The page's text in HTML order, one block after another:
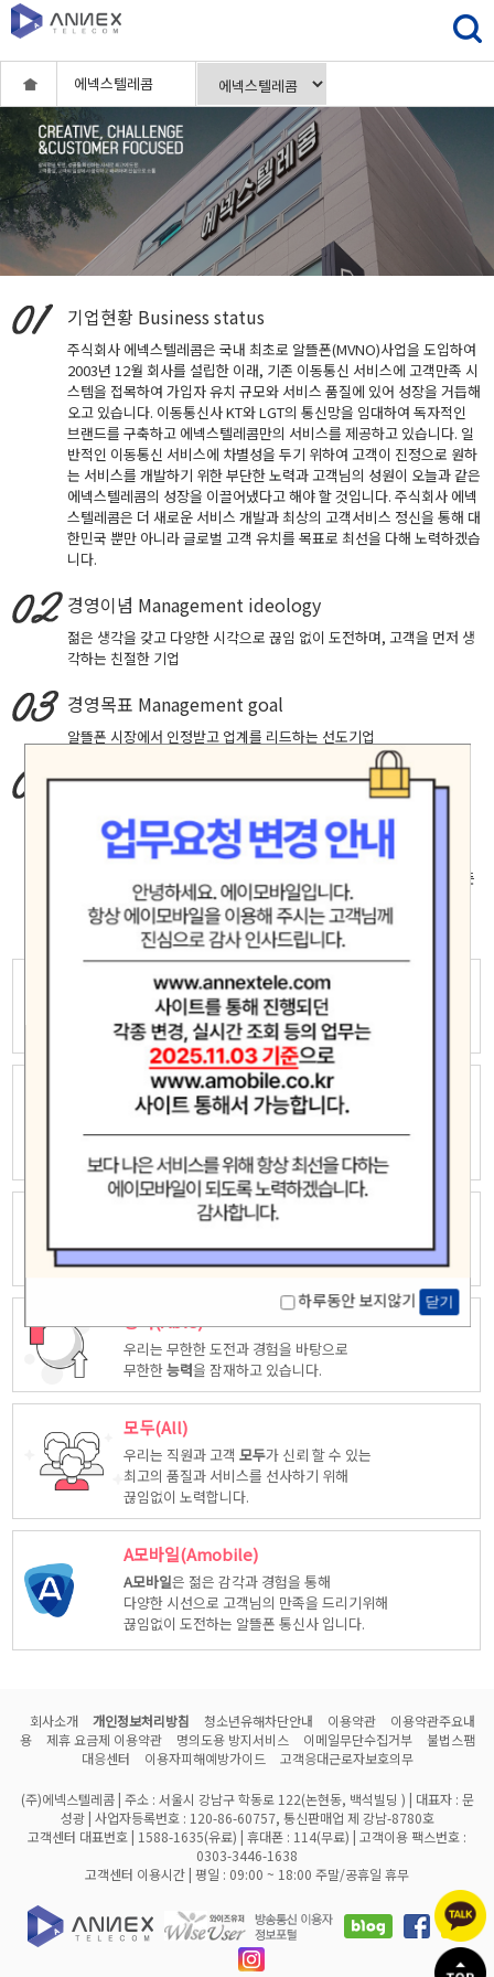
에넥스텔레콤
하루동안 보지않기 닫기
기업현황 Business status
주식회사 에넥스텔레콤은 국내 최초로 알뜰폰(MVNO)사업을 도입하여
2003년 12월 회사를 설립한 이래, 기존 이동통신 서비스에 고객만족 시
스템을 접목하여 가입자 유치 규모와 서비스 품질에 있어 성장을 거듭해
오고 있습니다. 이동통신사 KT와 LGT의 통신망을 임대하여 독자적인
브랜드를 구축하고 에넥스텔레콤만의 서비스를 제공하고 있습니다. 일
반적인 이동통신 서비스에 차별성을 두기 위하여 고객이 진정으로 원하
는 서비스를 개발하기 위한 부단한 노력과 고객님의 성원이 오늘과 같은
에넥스텔레콤의 성장을 이끌어냈다고 해야 할 것입니다. 주식회사 에넥
스텔레콤은 더 새로운 서비스 개발과 최상의 고객서비스 정신을 통해 대
한민국 뿐만 아니라 글로벌 고객 유치를 목표로 최선을 다해 노력하겠습
니다.
경영이념 Management ideology
젊은 생각을 갖고 다양한 시각으로 끊임 없이 도전하며, 고객을 먼저 생
각하는 친절한 기업
경영목표 Management goal
알뜰폰 시장에서 인정받고 업계를 리드하는 선도기업
핵심가치Core Values
창의적 도전, 실패에 안주하지 않고 성공을 확신하는 자세로 최고에 도
전합니다.
고객중심, 고객의 입장에서 생각하고 배려하며 진심으로 소통합니다.
책임과 헌신, 신뢰 존중 배려가 깃든 마음으로 직원 제휴사 고객등 모든
인연을 소중히 여기며 공정하고 바르게 행동합니다.
모험(Adventure)
우리는 자유롭고 창의적인 상상력으로
새로운 가치창조에 끊임없이 도전하고모험
놀라운(Amazing)
우리는 고객중심 능력은 고객을 위해 다양한
시각에서 만들어진놀라운상품을
제공합니다.
노력하겠습니다.
능력(Able)
우리는 무한한 도전과 경험을 바탕으로
무한한능력을 잠재하고 있습니다.
모두(All)
우리는 직원과 고객모두가 신뢰 할 수 있는
최고의 품질과 서비스를 선사하기 위해
끊임없이 노력합니다.
A모바일(Amobile)
A모바일은 젊은 감각과 경험을 통해
다양한 시선으로 고객님의 만족을 드리기위해
끊임없이 도전하는 알뜰폰 통신사 입니다.
회사소개 개인정보처리방침 청소년유해차단안내 이용약관
이용약관주요내
용
제휴 요금제 이용약관 명의도용 방지서비스 이메일무단수집거부
불법스팸
대응센터
이용자피해예방가이드 고객응대근로자보호의무
(주)에넥스텔레콤 | 주소 : 서울시 강남구 학동로 122(논현동, 백석빌딩 ) | 대표자 : 문
성광 | 사업자등록번호 : 120-86-60757, 통신판매업 제 강남-8780호
고객센터 대표번호 | 1588-1635(유료) | 휴대폰 : 114(무료) | 고객이용 팩스번호 :
0303-3446-1638
고객센터 이용시간 | 평일 : 09:00 ~ 18:00 주말/공휴일 휴무